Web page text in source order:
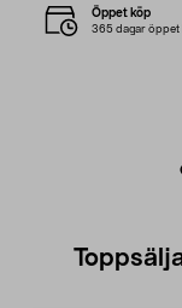
Öppet köp
365 dagar öppet